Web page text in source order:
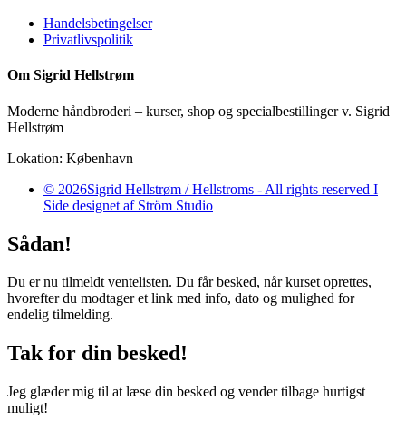
Handelsbetingelser
Privatlivspolitik
Om Sigrid Hellstrøm
Moderne håndbroderi – kurser, shop og specialbestillinger v. Sigrid
Hellstrøm
Lokation: København
© 2026Sigrid Hellstrøm / Hellstroms - All rights reserved I
Side designet af Ström Studio
Sådan!
Du er nu tilmeldt ventelisten. Du får besked, når kurset oprettes,
hvorefter du modtager et link med info, dato og mulighed for
endelig tilmelding.
Tak for din besked!
Jeg glæder mig til at læse din besked og vender tilbage hurtigst
muligt!